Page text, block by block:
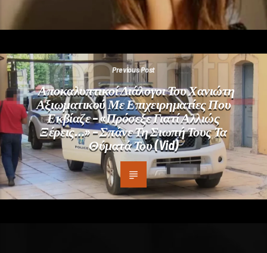
Previous Post
Αποκαλυπτικοί Διάλογοι Του Χανιώτη
Αξιωματικού Με Επιχειρηματίες Που
Εκβίαζε – «Πρόσεξε Γιατί Αλλιώς
Ξέρεις…» – Σπάνε Τη Σιωπή Τους Τα
Θύματά Του (vid)